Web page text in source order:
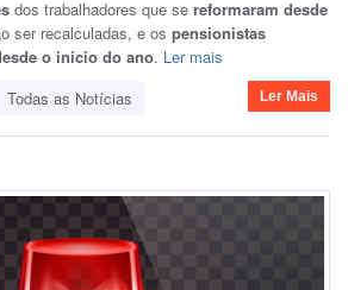
dos trabalhadores que se reformaram desde
ser recalculadas, e os pensionistas
o início do ano. Ler mais
Todas as Notícias Ler Mais